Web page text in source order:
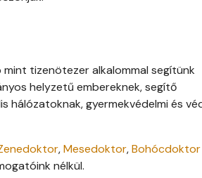
tizenötezer alkalommal segítünk
helyzetű embereknek, segítő
hálózatoknak, gyermekvédelmi és
,Mesedoktor,Bohócdoktor
nélkül.